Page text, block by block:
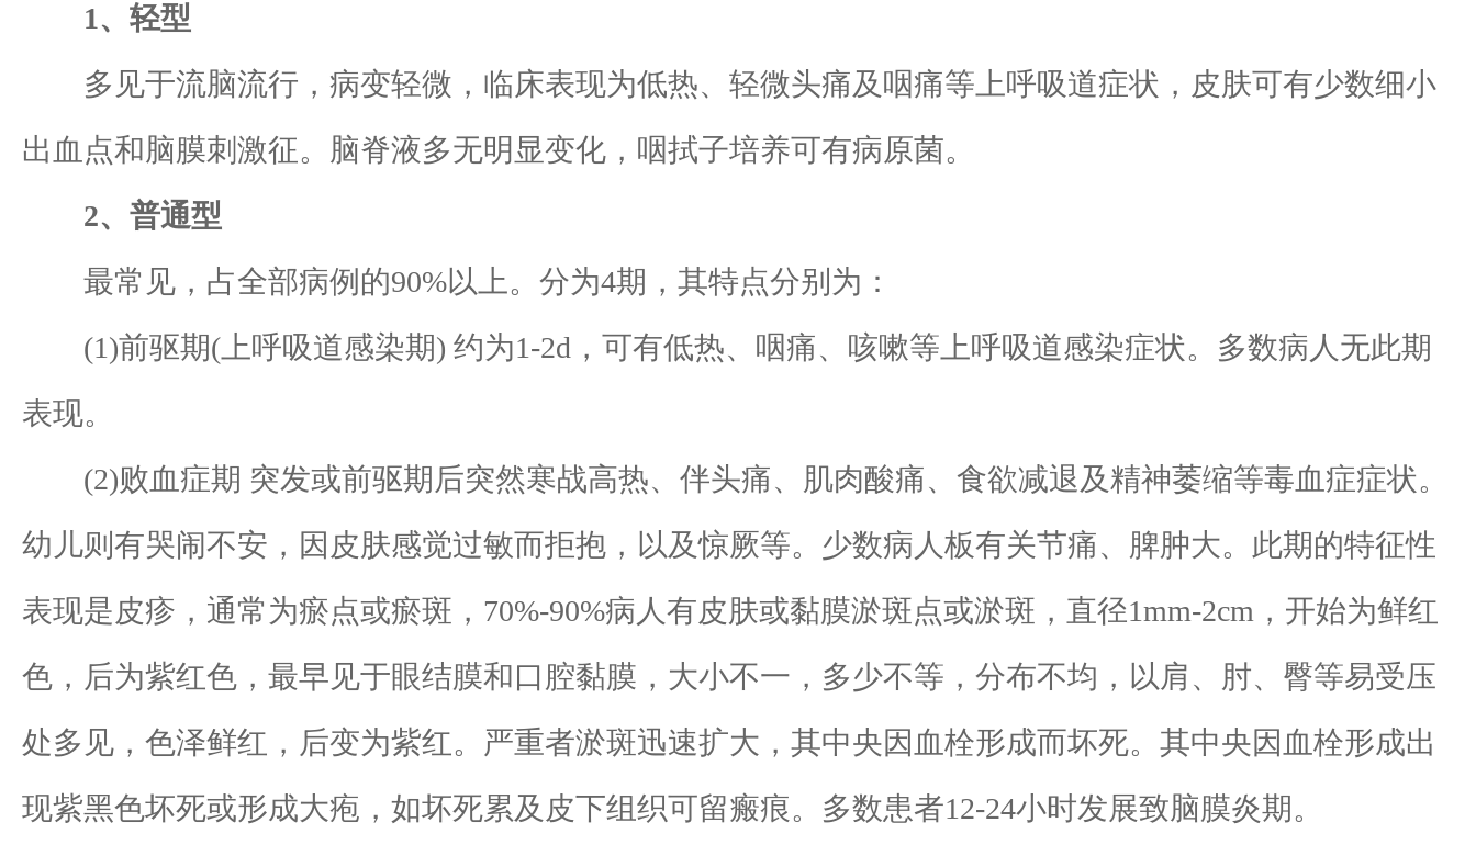
1、轻型
多见于流脑流行，病变轻微，临床表现为低热、轻微头痛及咽痛等上呼吸道症状，皮肤可有少数细小
出血点和脑膜刺激征。脑脊液多无明显变化，咽拭子培养可有病原菌。
2、普通型
最常见，占全部病例的90%以上。分为4期，其特点分别为：
(1)前驱期(上呼吸道感染期) 约为1-2d，可有低热、咽痛、咳嗽等上呼吸道感染症状。多数病人无此期
表现。
(2)败血症期 突发或前驱期后突然寒战高热、伴头痛、肌肉酸痛、食欲减退及精神萎缩等毒血症症状。
幼儿则有哭闹不安，因皮肤感觉过敏而拒抱，以及惊厥等。少数病人板有关节痛、脾肿大。此期的特征性
表现是皮疹，通常为瘀点或瘀斑，70%-90%病人有皮肤或黏膜淤斑点或淤斑，直径1mm-2cm，开始为鲜红
色，后为紫红色，最早见于眼结膜和口腔黏膜，大小不一，多少不等，分布不均，以肩、肘、臀等易受压
处多见，色泽鲜红，后变为紫红。严重者淤斑迅速扩大，其中央因血栓形成而坏死。其中央因血栓形成出
现紫黑色坏死或形成大疱，如坏死累及皮下组织可留瘢痕。多数患者12-24小时发展致脑膜炎期。